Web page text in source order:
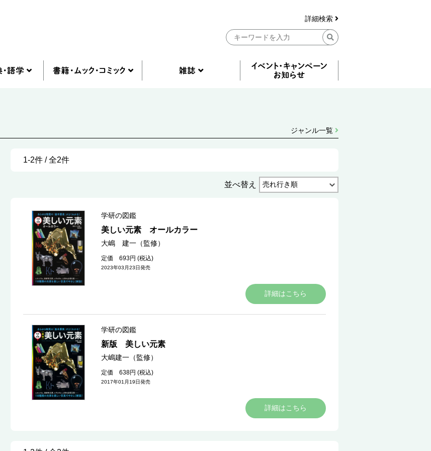
詳細検索
ジャンル一覧
1-2件 / 全2件
並べ替え
学研の図鑑
美しい元素 オールカラー
大嶋 建一（監修）
定価 693円 (税込)
2023年03月23日発売
詳細はこちら
学研の図鑑
新版 美しい元素
大嶋建一（監修）
定価 638円 (税込)
2017年01月19日発売
詳細はこちら